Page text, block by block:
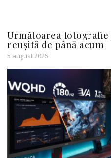
Următoarea fotografie
reușită de până acum
5 august 2026